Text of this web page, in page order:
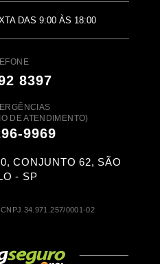
DAS 9:00 ÀS 18:00
8397
DE ATENDIMENTO)
9969
CONJUNTO 62, SÃO
- SP
34.971.257/0001-02